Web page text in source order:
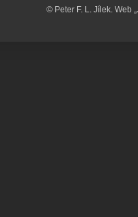
© Peter F. L. Jílek. Web